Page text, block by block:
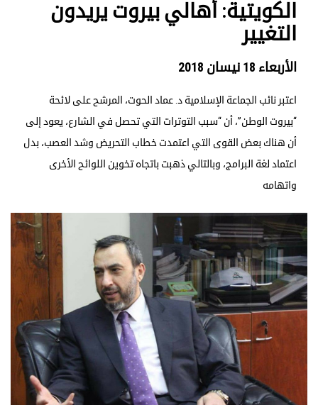
الكويتية: أهالي بيروت يريدون
التغيير
الأربعاء 18 نيسان 2018
اعتبر نائب الجماعة الإسلامية د. عماد الحوت، المرشح على لائحة
“بيروت الوطن”، أن “سبب التوترات التي تحصل في الشارع، يعود إلى
أن هناك بعض القوى التي اعتمدت خطاب التحريض وشد العصب، بدل
اعتماد لغة البرامج، وبالتالي ذهبت باتجاه تخوين اللوائح الأخرى
واتهامه